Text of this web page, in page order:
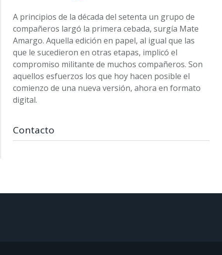
A principios de la década del setenta un grupo de
compañeros largó la primera cebada, surgía Mate
Amargo. Aquella edición en papel, al igual que las
que le sucedieron en otras etapas, implicó el
compromiso militante de muchos compañeros. Son
aquellos esfuerzos los que hoy hacen posible el
comienzo de una nueva versión, ahora en formato
digital.
Contacto